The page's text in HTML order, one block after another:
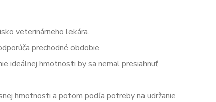
veterinárneho lekára.
prechodné obdobie.
ideálnej hmotnosti by sa nemal presiahnuť
hmotnosti a potom podľa potreby na udržanie